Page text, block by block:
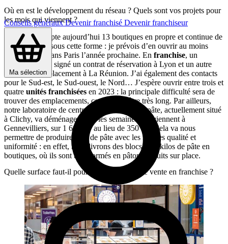
Conseils générauxDevenir franchisé Devenir franchiseur
Ma sélection
Où en est le développement du réseau ? Quels sont vos projets pour
les mois qui viennent ?
Le réseau compte aujourd’hui 13 boutiques en propre et continue de
se développer sous cette forme : je prévois d’en ouvrir au moins
deux de plus dans Paris l’année prochaine. En franchise, un
candidat a déjà signé un contrat de réservation à Lyon et un autre
attend son emplacement à La Réunion. J’ai également des contacts
pour le Sud-est, le Sud-ouest, le Nord… J’espère ouvrir entre trois et
quatre unités franchisées en 2023 : la principale difficulté sera de
trouver des emplacements, ce qui peut être très long. Par ailleurs,
notre laboratoire de central de fabrication de pâte, actuellement situé
à Clichy, va déménager dans les semaines qui viennent à
Gennevilliers, sur 1 600 m² au lieu de 350 m². Cela va nous
permettre de produire plus de pâte avec les mêmes qualité et
uniformité : en effet, nous livrons des blocs de 5 kilos de pâte en
boutiques, où ils sont transformés en pâtons et cuits sur place.
Quelle surface faut-il pour ouvrir un point de vente en franchise ?